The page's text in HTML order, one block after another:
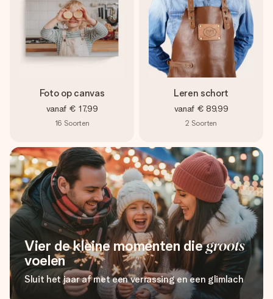
Foto op canvas
vanaf € 17,99
16 Soorten
Leren schort
vanaf € 89,99
2 Soorten
Vier de kleine momenten diegroots
voelen
Sluit het jaar af met een verrassing en een glimlach